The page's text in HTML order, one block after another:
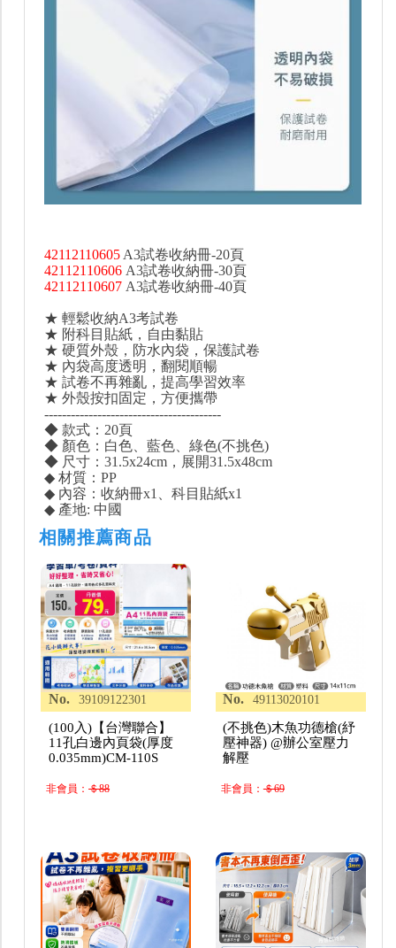
42112110605 A3試卷收納冊-20頁
42112110606 A3試卷收納冊-30頁
42112110607 A3試卷收納冊-40頁
★ 輕鬆收納A3考試卷
★ 附科目貼紙，自由黏貼
★ 硬質外殼，防水內袋，保護試卷
★ 內袋高度透明，翻閱順暢
★ 試卷不再雜亂，提高學習效率
★ 外殼按扣固定，方便攜帶
----------------------------------------
◆ 款式：20頁
◆ 顏色：白色、藍色、綠色(不挑色)
◆ 尺寸：31.5x24cm，展開31.5x48cm
◆ 材質：PP
◆ 內容：收納冊x1、科目貼紙x1
◆ 產地: 中國
相關推薦商品
No. 39109122301
(100入)【台灣聯合】
11孔白邊內頁袋(厚度
0.035mm)CM-110S
非會員：＄88
No. 49113020101
(不挑色)木魚功德槍(紓
壓神器) @辦公室壓力
解壓
非會員：＄69